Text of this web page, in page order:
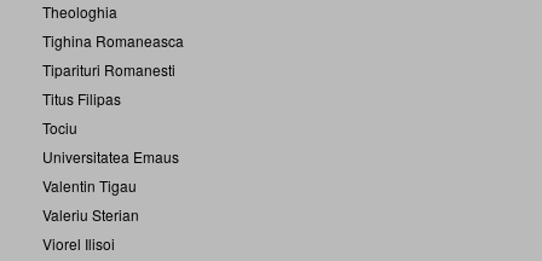
Theologhia
Tighina Romaneasca
Tiparituri Romanesti
Titus Filipas
Tociu
Universitatea Emaus
Valentin Tigau
Valeriu Sterian
Viorel Ilisoi